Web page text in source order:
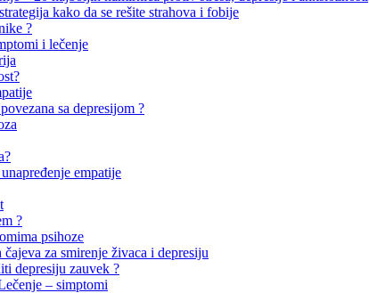
kako da se rešite strahova i fobije
?
i lečenje
sa depresijom ?
empatije
?
psihoze
za smirenje živaca i depresiju
depresiju zauvek ?
– simptomi